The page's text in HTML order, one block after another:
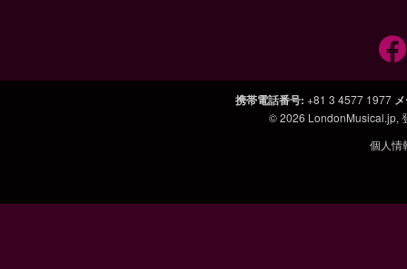
携帯電話番号: +81 3 4577 1977
© 2026 LondonMusical.jp,
個人情